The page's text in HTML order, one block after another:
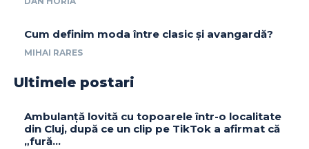
Cum definim moda între clasic și avangardă?
MIHAI RARES
Ultimele postari
Ambulanță lovită cu topoarele într-o localitate
din Cluj, după ce un clip pe TikTok a afirmat că
„fură…